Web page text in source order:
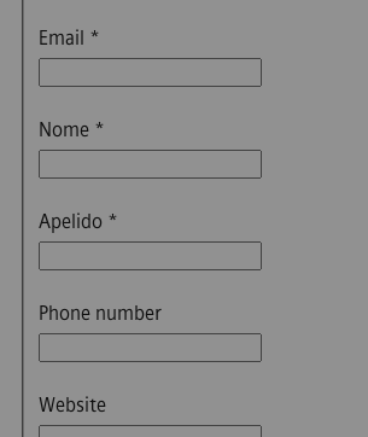
Email *
Nome *
Apelido *
Phone number
Website